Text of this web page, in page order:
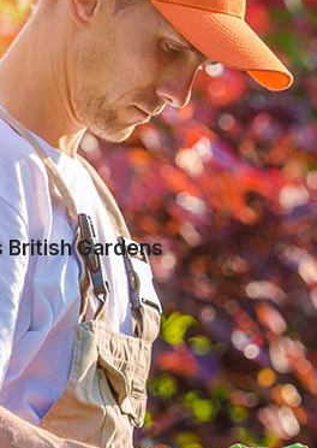
British Gardens